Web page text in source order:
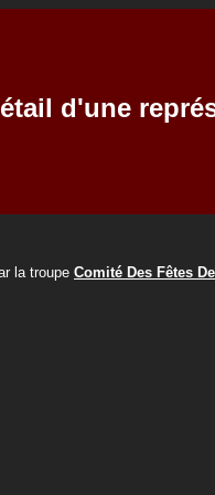
d'une
la troupe Comité Des Fêtes